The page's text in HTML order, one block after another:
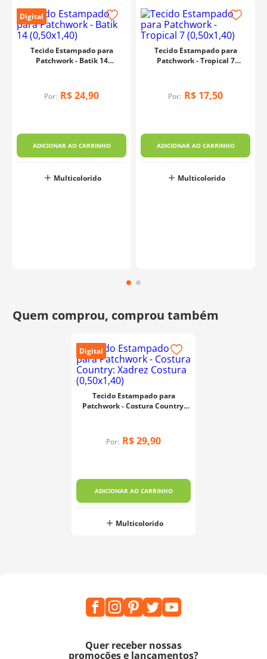
Digital
Tecido Estampado para
Patchwork - Batik 14
Por: R$24,90
ADICIONAR AO CARRINHO
Multicolorido
Tecido Estampado para
Patchwork - Tropical 7
Por: R$ 17,50
ADICIONAR AO CARRINHO
Multicolorido
Digital
Tecido Estampado para
Patchwork - Costura Country:
Por: R$29,90
ADICIONAR AO CARRINHO
Multicolorido
Quer receber nossas
promoções e lançamentos?